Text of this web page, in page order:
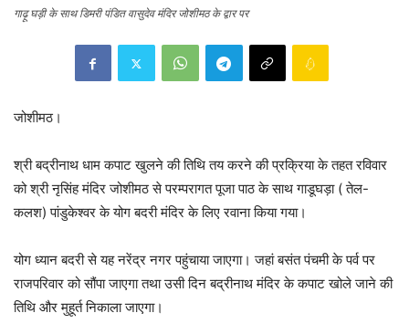
गाढ़ू घड़ी के साथ डिमरी पंडित वासुदेव मंदिर जोशीमठ के द्वार पर
जोशीमठ।
श्री बद्रीनाथ धाम कपाट खुलने की तिथि तय करने की प्रक्रिया के तहत रविवार
को श्री नृसिंह मंदिर जोशीमठ से परम्परागत पूजा पाठ के साथ गाडूघड़ा ( तेल-
कलश) पांडुकेश्वर के योग बदरी मंदिर के लिए रवाना किया गया।
योग ध्यान बदरी से यह नरेंद्र नगर पहुंचाया जाएगा। जहां बसंत पंचमी के पर्व पर
राजपरिवार को सौंपा जाएगा तथा उसी दिन बद्रीनाथ मंदिर के कपाट खोले जाने की
तिथि और मुहूर्त निकाला जाएगा।